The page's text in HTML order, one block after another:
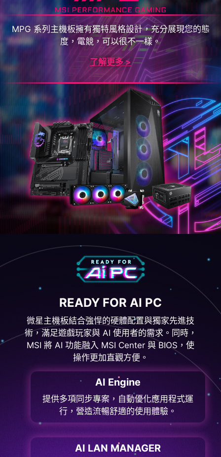
MPG 系列主機板擁有獨特風格設計，充分展現您的態
度，電競，可以很不一樣。
了解更多 >
READY FOR AI PC
微星主機板結合強悍的硬體配置與獨家先進技
術，滿足遊戲玩家與 AI 使用者的需求。同時，
MSI 將 AI 功能融入 MSI Center 與 BIOS，使
操作更加直觀方便。
AI Engine
提供多項同步專案，自動優化應用程式運
行，營造流暢舒適的使用體驗。
AI LAN MANAGER